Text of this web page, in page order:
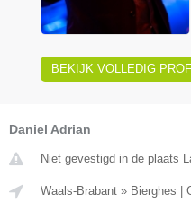
BEKIJK VOLLEDIG
Daniel Adrian
Niet gevestigd in de plaats
Waals-Brabant » Bierghes |